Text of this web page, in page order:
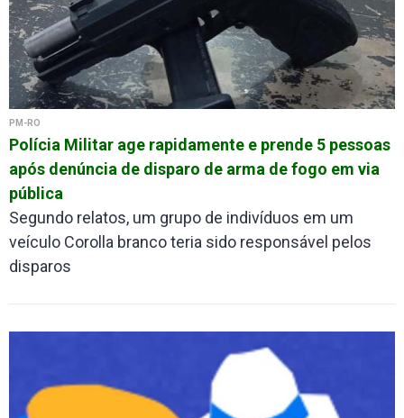
PM-RO
Polícia Militar age rapidamente e prende 5 pessoas
após denúncia de disparo de arma de fogo em via
pública
Segundo relatos, um grupo de indivíduos em um
veículo Corolla branco teria sido responsável pelos
disparos